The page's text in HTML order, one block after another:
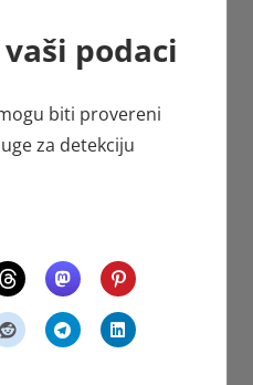
podaci
biti provereni
za detekciju